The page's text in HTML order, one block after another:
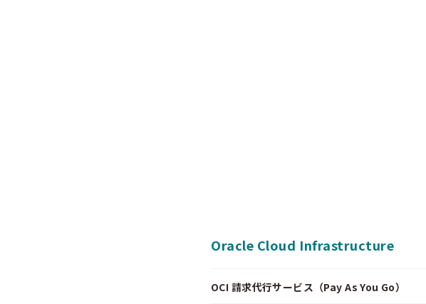
Oracle Cloud Infrastructure
OCI 請求代行サービス（Pay As You Go）